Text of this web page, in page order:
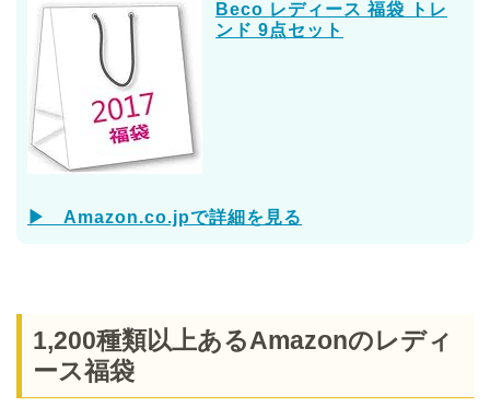
Beco レディース 福袋 トレ
ンド 9点セット
▶ Amazon.co.jpで詳細を見る
1,200種類以上あるAmazonのレディ
ース福袋